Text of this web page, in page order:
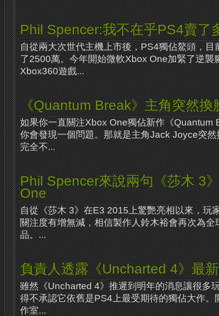
Phil Spencer:我不在乎PS4賣了
自從兩大次世代主機上市後，PS4獨佔鰲頭，目
了2500萬。今年開始微軟Xbox One加緊了逆襲
Xbox360遊戲...
《Quantum Break》主角突然換
如果你一直關注Xbox One獨佔新作《Quantum
你會發現一個問題。那就是主角Jack Joyce突
完全不...
Phil Spencer來說兩句《莎木 3
One
自從《莎木 3》在E3 2015上驚艷亮相以來，玩
關注度有增無減，相信製作人鈴木裕會再次為
品。...
負責人透露《Uncharted 4》最
雖然《Uncharted 4》推遲到明年的消息讓很多
得不承認它依舊是PS4上最受期待的獨佔大作
作室...